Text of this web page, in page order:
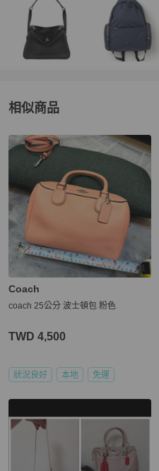
相似商品
更多相似Coach女包推薦精品
Coach
coach 25公分 波士頓包 粉色
TWD 4,500
狀況良好 本地 免運